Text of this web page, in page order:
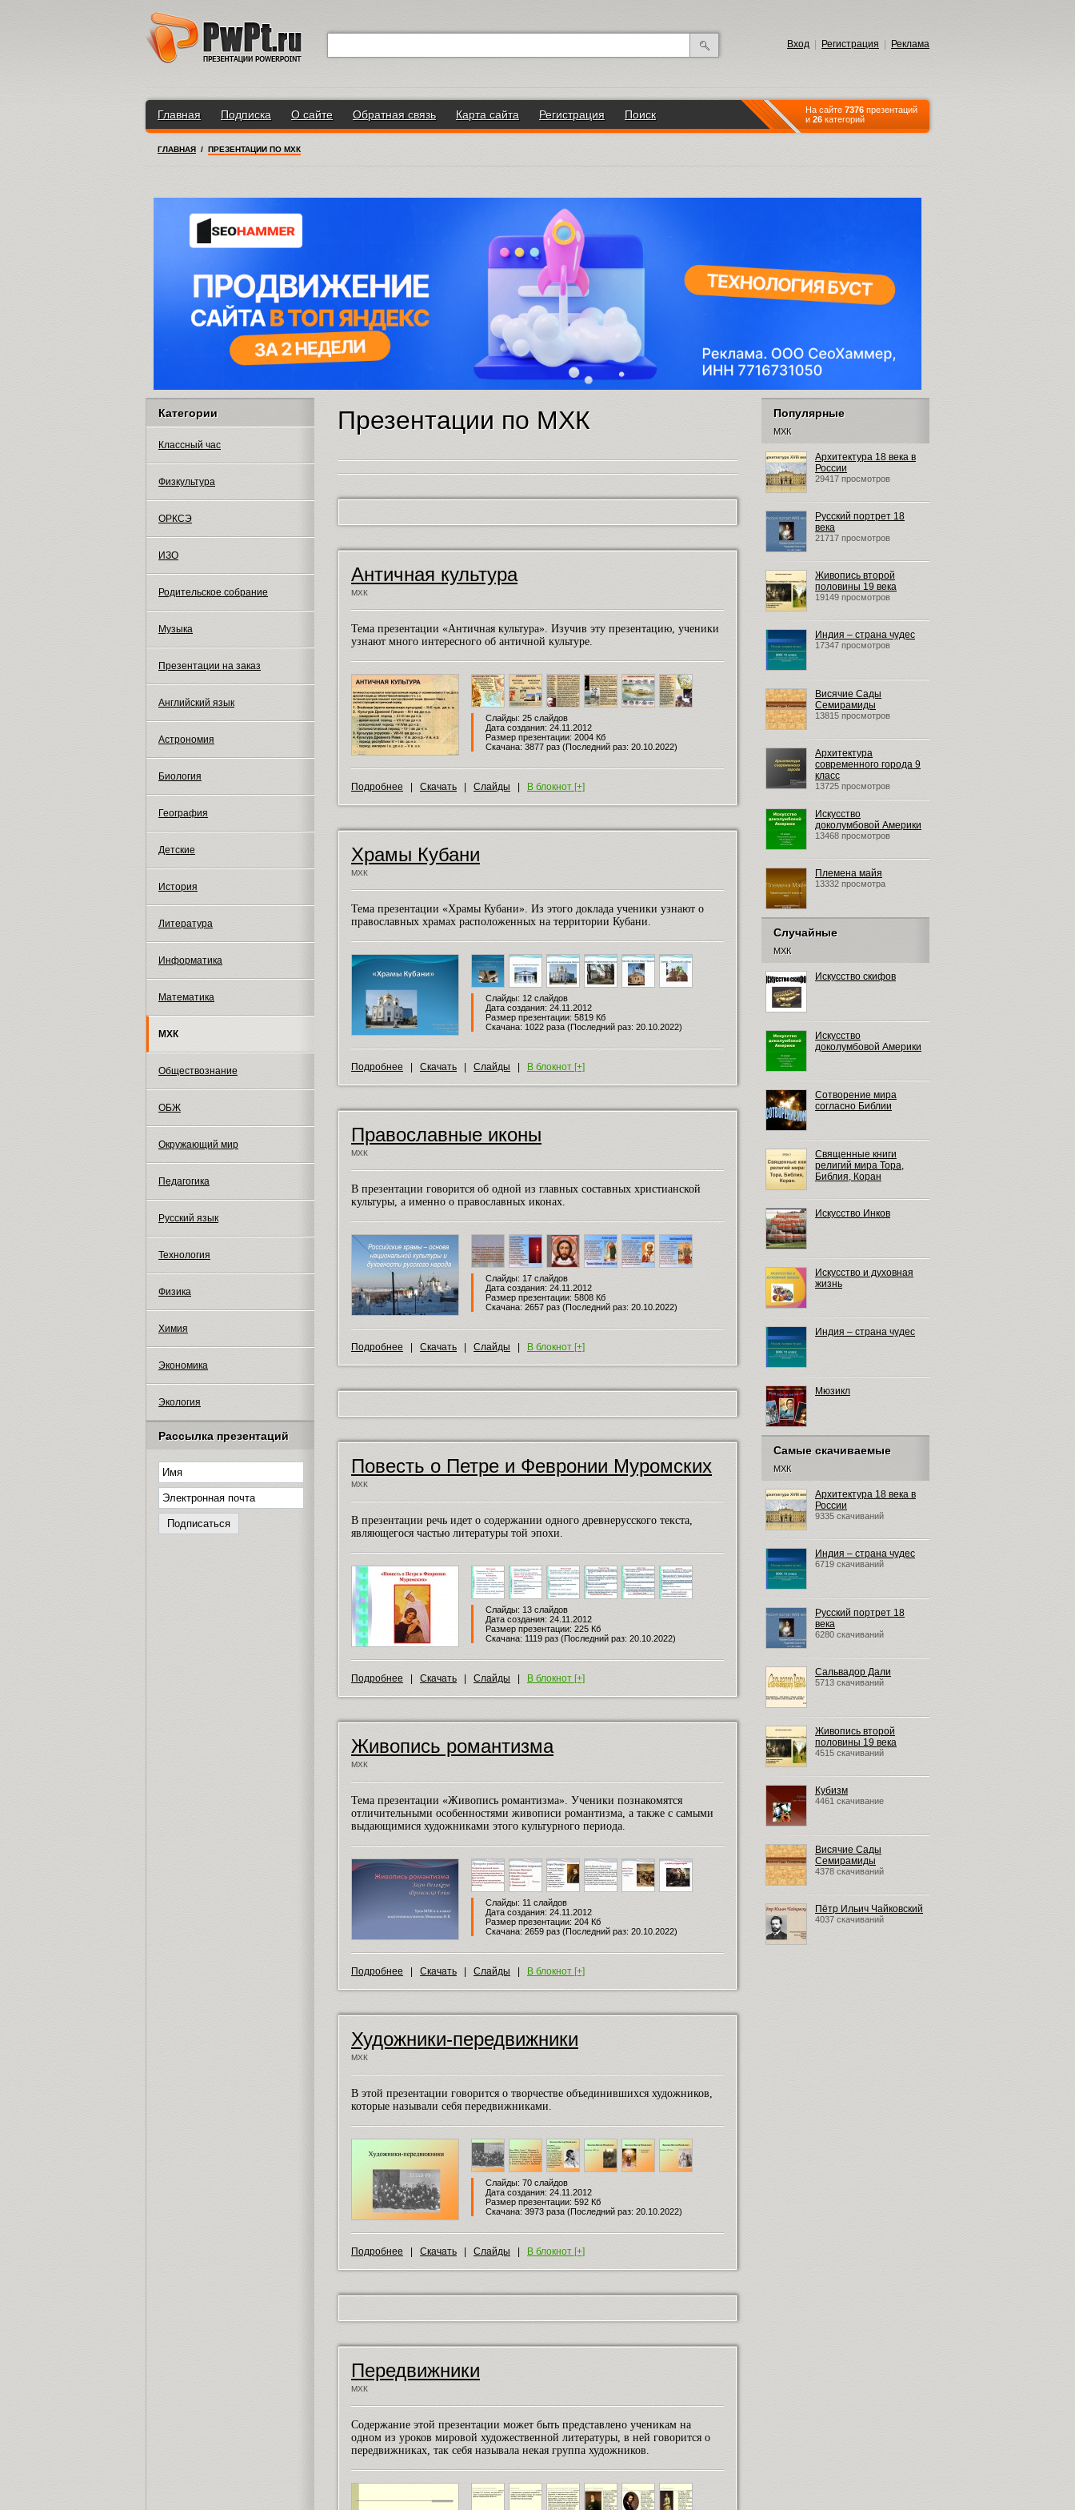
Вход Регистрация Реклама
Главная Подписка О сайте Обратная связь Карта сайта Регистрация Поиск На сайте 7376 презентаций
и 26 категорий
ГЛАВНАЯ / ПРЕЗЕНТАЦИИ ПО МХК
Категории
Классный час
Физкультура
ОРКСЭ
ИЗО
Родительское собрание
Музыка
Презентации на заказ
Английский язык
Астрономия
Биология
География
Детские
История
Литература
Информатика
Математика
МХК
Обществознание
ОБЖ
Окружающий мир
Педагогика
Русский язык
Технология
Физика
Химия
Экономика
Экология
Рассылка презентаций
Презентации по МХК
Античная культура
МХК
Тема презентации «Античная культура». Изучив эту презентацию, ученики
узнают много интересного об античной культуре.
Слайды: 25 слайдов
Дата создания: 24.11.2012
Размер презентации: 2004 Кб
Скачана: 3877 раз (Последний раз: 20.10.2022)
Подробнее Скачать Слайды В блокнот [+]
Храмы Кубани
МХК
Тема презентации «Храмы Кубани». Из этого доклада ученики узнают о
православных храмах расположенных на территории Кубани.
Слайды: 12 слайдов
Дата создания: 24.11.2012
Размер презентации: 5819 Кб
Скачана: 1022 раза (Последний раз: 20.10.2022)
Подробнее Скачать Слайды В блокнот [+]
Православные иконы
МХК
В презентации говорится об одной из главных составных христианской
культуры, а именно о православных иконах.
Слайды: 17 слайдов
Дата создания: 24.11.2012
Размер презентации: 5808 Кб
Скачана: 2657 раз (Последний раз: 20.10.2022)
Подробнее Скачать Слайды В блокнот [+]
Повесть о Петре и Февронии Муромских
МХК
В презентации речь идет о содержании одного древнерусского текста,
являющегося частью литературы той эпохи.
Слайды: 13 слайдов
Дата создания: 24.11.2012
Размер презентации: 225 Кб
Скачана: 1119 раз (Последний раз: 20.10.2022)
Подробнее Скачать Слайды В блокнот [+]
Живопись романтизма
МХК
Тема презентации «Живопись романтизма». Ученики познакомятся
отличительными особенностями живописи романтизма, а также с самыми
выдающимися художниками этого культурного периода.
Слайды: 11 слайдов
Дата создания: 24.11.2012
Размер презентации: 204 Кб
Скачана: 2659 раз (Последний раз: 20.10.2022)
Подробнее Скачать Слайды В блокнот [+]
Художники-передвижники
МХК
В этой презентации говорится о творчестве объединившихся художников,
которые называли себя передвижниками.
Слайды: 70 слайдов
Дата создания: 24.11.2012
Размер презентации: 592 Кб
Скачана: 3973 раза (Последний раз: 20.10.2022)
Подробнее Скачать Слайды В блокнот [+]
Передвижники
МХК
Содержание этой презентации может быть представлено ученикам на
одном из уроков мировой художественной литературы, в ней говорится о
передвижниках, так себя называла некая группа художников.
Популярные
МХК
Архитектура 18 века в
России
29417 просмотров
Русский портрет 18
века
21717 просмотров
Живопись второй
половины 19 века
19149 просмотров
Индия – страна чудес
17347 просмотров
Висячие Сады
Семирамиды
13815 просмотров
Архитектура
современного города 9
класс
13725 просмотров
Искусство
доколумбовой Америки
13468 просмотров
Племена майя
13332 просмотра
Случайные
МХК
Искусство скифов
Искусство
доколумбовой Америки
Сотворение мира
согласно Библии
Священные книги
религий мира Тора,
Библия, Коран
Искусство Инков
Искусство и духовная
жизнь
Индия – страна чудес
Мюзикл
Самые скачиваемые
МХК
Архитектура 18 века в
России
9335 скачиваний
Индия – страна чудес
6719 скачиваний
Русский портрет 18
века
6280 скачиваний
Сальвадор Дали
5713 скачиваний
Живопись второй
половины 19 века
4515 скачиваний
Кубизм
4461 скачивание
Висячие Сады
Семирамиды
4378 скачиваний
Пётр Ильич Чайковский
4037 скачиваний